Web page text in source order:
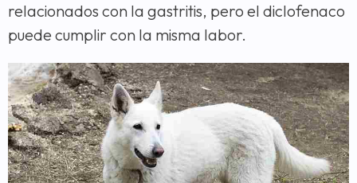
relacionados con la gastritis, pero el diclofenaco
puede cumplir con la misma labor.